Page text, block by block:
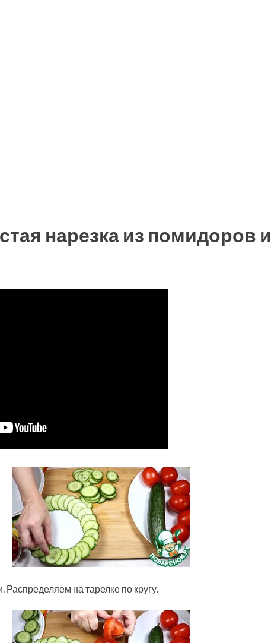
нарезка из помидоров и
на тарелке по кругу.